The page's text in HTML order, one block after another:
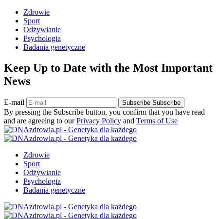
Zdrowie
Sport
Odżywianie
Psychologia
Badania genetyczne
Keep Up to Date with the Most Important
News
E-mail Subscribe Subscribe
By pressing the Subscribe button, you confirm that you have read
and are agreeing to ourPrivacy Policy and Terms of Use
Zdrowie
Sport
Odżywianie
Psychologia
Badania genetyczne